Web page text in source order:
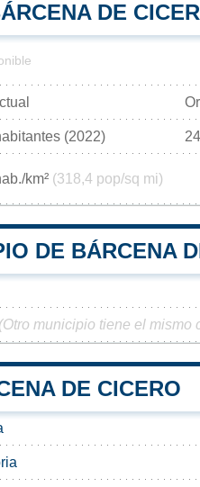
DE
(2022)
km² (318,4 pop/sq mi)
DE BÁRCENA
(Otro municipio tiene el mismo
DE CICERO